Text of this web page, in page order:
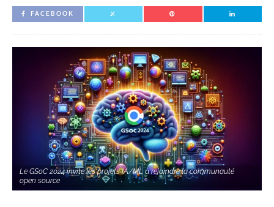
FACEBOOK
Le GSoC 2024 invite les projets IA/ML à rejoindre la communauté
open source